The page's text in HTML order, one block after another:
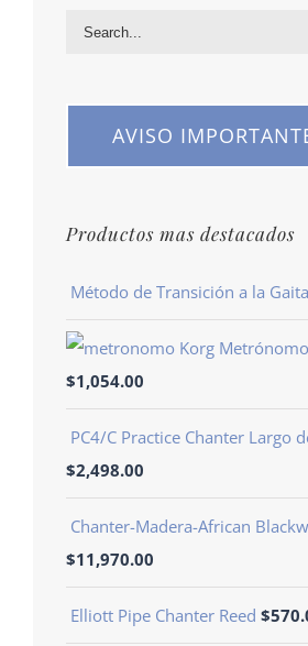
AVISO
Productos mas destacados
Método de Transición a la Gaita
$1,054.00
PC4/C Practice Chanter Largo
$2,498.00
Chanter-Madera-African
$11,970.00
Elliott Pipe Chanter Reed $